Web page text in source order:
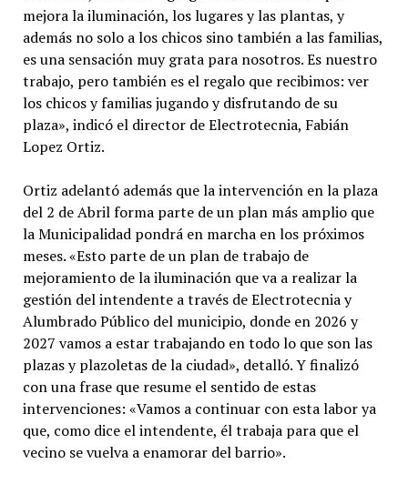
mejora la iluminación, los lugares y las plantas, y
además no solo a los chicos sino también a las familias,
es una sensación muy grata para nosotros. Es nuestro
trabajo, pero también es el regalo que recibimos: ver
los chicos y familias jugando y disfrutando de su
plaza», indicó el director de Electrotecnia, Fabián
Lopez Ortiz.
Ortiz adelantó además que la intervención en la plaza
del 2 de Abril forma parte de un plan más amplio que
la Municipalidad pondrá en marcha en los próximos
meses. «Esto parte de un plan de trabajo de
mejoramiento de la iluminación que va a realizar la
gestión del intendente a través de Electrotecnia y
Alumbrado Público del municipio, donde en 2026 y
2027 vamos a estar trabajando en todo lo que son las
plazas y plazoletas de la ciudad», detalló. Y finalizó
con una frase que resume el sentido de estas
intervenciones: «Vamos a continuar con esta labor ya
que, como dice el intendente, él trabaja para que el
vecino se vuelva a enamorar del barrio».